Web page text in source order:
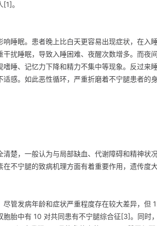
。
响睡眠。患者晚上比白天更容易出现症状，在入
干扰睡眠，导致入睡困难、夜醒次数增多。而夜
嗜睡、记忆力下降和精力不集中等现象。反过来
适感。如此恶性循环，严重折磨着不宁腿患者的
清楚，一般认为与局部缺血、代谢障碍和精神状
在不宁腿的致病机理方面有着重要作用，遗传度
尽管发病年龄和症状严重程度存在较大差异，但
胞胎中有 10 对共同患有不宁腿综合征[3]。同时